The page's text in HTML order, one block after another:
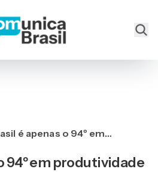
é apenas o 94º em
94º em produtividade